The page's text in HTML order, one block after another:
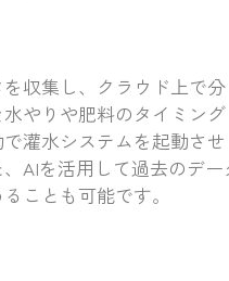
収集し、クラウド上で分
やりや肥料のタイミング
灌水システムを起動させ
AIを活用して過去のデー
ことも可能です。